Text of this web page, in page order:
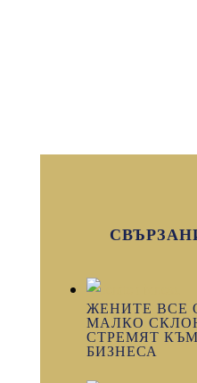
ЖЕНИТЕ ВСЕ
МАЛКО
СТРЕМЯТ
БИЗНЕСА